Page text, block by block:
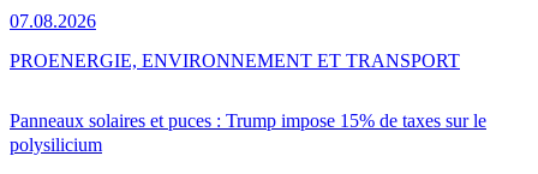
07.08.2026
Panneaux solaires et puces : Trump impose 15% de taxes sur le
polysilicium
PROENERGIE, ENVIRONNEMENT ET TRANSPORT